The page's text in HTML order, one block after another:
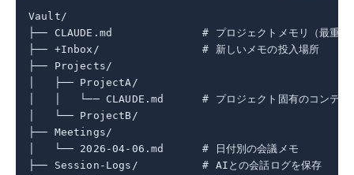
Vault/
├── CLAUDE.md              # プロジェクトメモリ（最重要
├── +Inbox/                # 新しいメモの投入場所
├── Projects/
│   ├── ProjectA/
│   │   └── CLAUDE.md      # プロジェクト固有のコンテキ
│   └── ProjectB/
├── Meetings/
│   └── 2026-04-06.md      # 日付別の会議メモ
├── Session-Logs/          # AIとの会話ログを保存